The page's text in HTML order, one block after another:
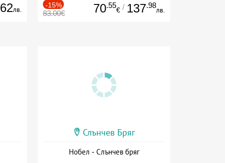
62лв.
-15%
83.00€ 70.55
€ / 137.98
лв.
Слънчев Бряг
Нобел - Слънчев бряг